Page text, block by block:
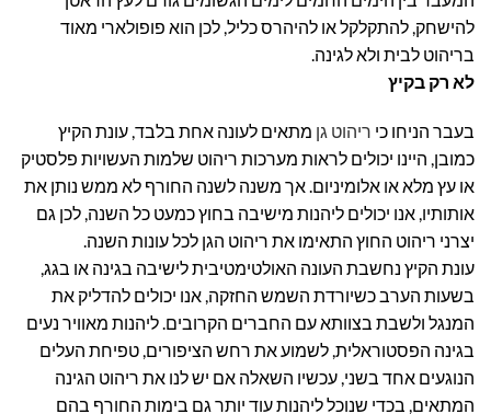
להישחק, להתקלקל או להיהרס כליל, לכן הוא פופולארי מאוד
בריהוט לבית ולא לגינה.
לא רק בקיץ
בעבר הניחו כי ריהוט גן מתאים לעונה אחת בלבד, עונת הקיץ
כמובן, היינו יכולים לראות מערכות ריהוט שלמות העשויות פלסטיק
או עץ מלא או אלומיניום. אך משנה לשנה החורף לא ממש נותן את
אותותיו, אנו יכולים ליהנות מישיבה בחוץ כמעט כל השנה, לכן גם
יצרני ריהוט החוץ התאימו את ריהוט הגן לכל עונות השנה.
עונת הקיץ נחשבת העונה האולטימטיבית לישיבה בגינה או בגג,
בשעות הערב כשיורדת השמש החזקה, אנו יכולים להדליק את
המנגל ולשבת בצוותא עם החברים הקרובים. ליהנות מאוויר נעים
בגינה הפסטוראלית, לשמוע את רחש הציפורים, טפיחת העלים
הנוגעים אחד בשני, עכשיו השאלה אם יש לנו את ריהוט הגינה
המתאים, בכדי שנוכל ליהנות עוד יותר גם בימות החורף בהם